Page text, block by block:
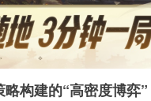
构建的“高密度博弈”